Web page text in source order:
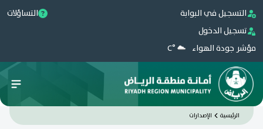
التسجيل في البوابة
تسجيل الدخول
مؤشر جودة الهواء
°C
التساؤلات
الرئيسية الإصدارات